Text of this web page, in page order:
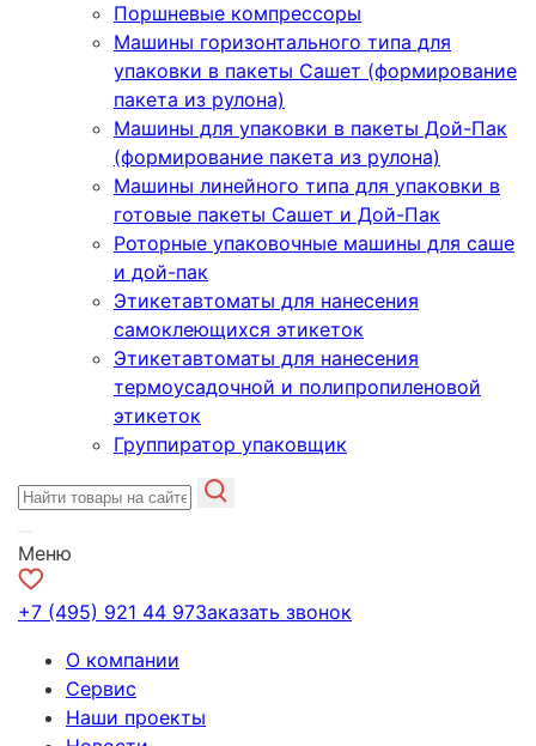
Поршневые компрессоры
Машины горизонтального типа для
упаковки в пакеты Сашет (формирование
пакета из рулона)
Машины для упаковки в пакеты Дой-Пак
(формирование пакета из рулона)
Машины линейного типа для упаковки в
готовые пакеты Сашет и Дой-Пак
Роторные упаковочные машины для саше
и дой-пак
Этикетавтоматы для нанесения
самоклеющихся этикеток
Этикетавтоматы для нанесения
термоусадочной и полипропиленовой
этикеток
Группиратор упаковщик
Меню
+7 (495) 921 44 97Заказать звонок
О компании
Сервис
Наши проекты